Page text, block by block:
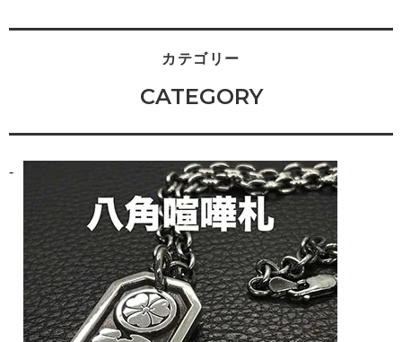
カテゴリー
CATEGORY